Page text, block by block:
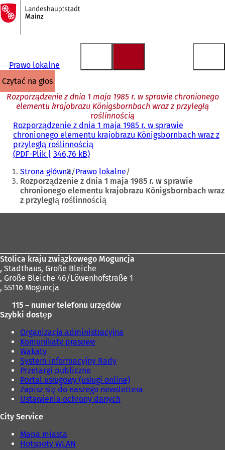
Przejdź do treści
Do
strony
głównej
Prawo lokalne
czytać na głos
Rozporządzenie z dnia 1 maja 1985 r. w sprawie chronionego
elementu krajobrazu Königsbornbach wraz z przyległą
roślinnością
Rozporządzenie z dnia 1 maja 1985 r. w sprawie
chronionego elementu krajobrazu Königsbornbach wraz z
przyległą roślinnością
PDF-Plik 346,76 kB
Jesteś
tutaj:
Strona główna Prawo lokalne
Rozporządzenie z dnia 1 maja 1985 r. w sprawie
chronionego elementu krajobrazu Königsbornbach wraz
z przyległą roślinnością
Stolica kraju związkowego Moguncja
, Stadthaus, Große Bleiche
, Große Bleiche 46/Löwenhofstraße 1
, 55116 Moguncja
115 – numer telefonu urzędów
Szybki dostęp
Organizacja administracyjna
Komunikaty prasowe
Wakaty
System informacyjny Rady
Przetargi publiczne
Portal usługowy (usługi online)
Zapisz się do naszego newslettera
Ustawienia ochrony danych
City Service
Mapa miasta
Hotspoty WLAN